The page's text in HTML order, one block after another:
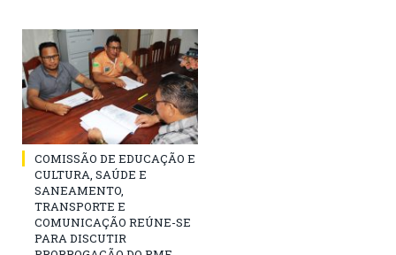
COMISSÃO DE EDUCAÇÃO E
CULTURA, SAÚDE E
SANEAMENTO,
TRANSPORTE E
COMUNICAÇÃO REÚNE-SE
PARA DISCUTIR